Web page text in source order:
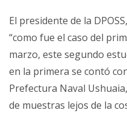
El presidente de la
“como fue el caso del
marzo, este segundo
en la primera se contó
Prefectura Naval
de muestras lejos de la